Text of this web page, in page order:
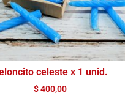
celeste x 1 unid.
$400,00